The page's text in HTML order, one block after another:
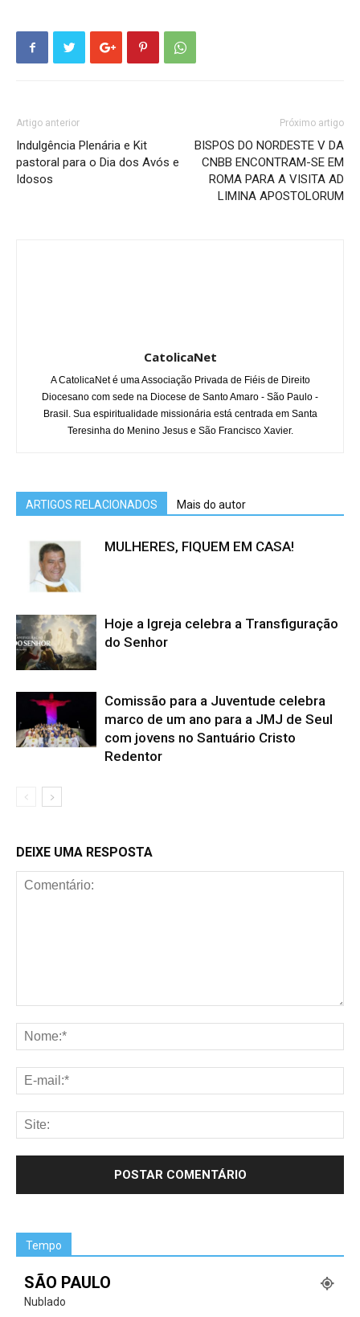
Artigo anterior
Indulgência Plenária e Kit
pastoral para o Dia dos Avós e
Idosos
Próximo artigo
BISPOS DO NORDESTE V DA
CNBB ENCONTRAM-SE EM
ROMA PARA A VISITA AD
LIMINA APOSTOLORUM
CatolicaNet
A CatolicaNet é uma Associação Privada de Fiéis de Direito
Diocesano com sede na Diocese de Santo Amaro - São Paulo -
Brasil. Sua espiritualidade missionária está centrada em Santa
Teresinha do Menino Jesus e São Francisco Xavier.
ARTIGOS RELACIONADOS Mais do autor
MULHERES, FIQUEM EM CASA!
Hoje a Igreja celebra a Transfiguração
do Senhor
Comissão para a Juventude celebra
marco de um ano para a JMJ de Seul
com jovens no Santuário Cristo
Redentor
DEIXE UMA RESPOSTA
Tempo
SÃO PAULO
Nublado